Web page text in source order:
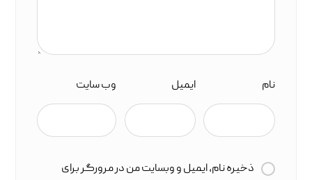
نام ایمیل وب‌ سایت
ذخیره نام، ایمیل و وبسایت من در مرورگر برای